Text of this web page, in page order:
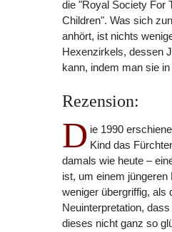
die "Royal Society For
Children". Was sich
anhört, ist nichts
Hexenzirkels, dessen
kann, indem man sie
Rezension:
D ie 1990
Kind das
damals wie heute –
ist, um einem
weniger übergriffig, als
Neuinterpretation,
dieses nicht ganz so